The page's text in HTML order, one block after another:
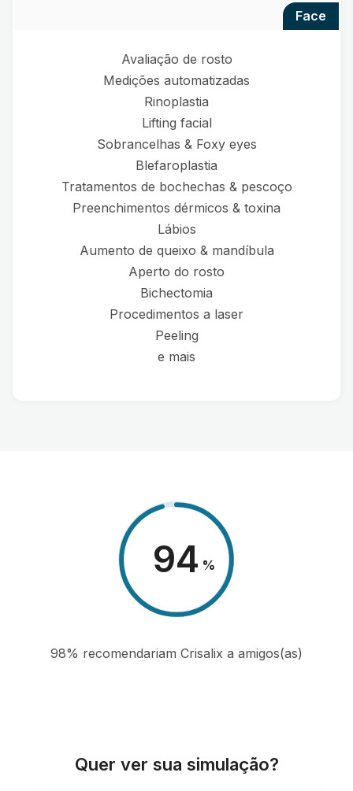
face
Avaliação de rosto
Medições automatizadas
Rinoplastia
Lifting facial
Sobrancelhas & Foxy eyes
Blefaroplastia
Tratamentos de bochechas & pescoço
Preenchimentos dérmicos & toxina
Lábios
Aumento de queixo & mandíbula
Aperto do rosto
Bichectomia
Procedimentos a laser
Peeling
e mais
98 %
98% recomendariam Crisalix a amigos(as)
Quer ver sua simulação?